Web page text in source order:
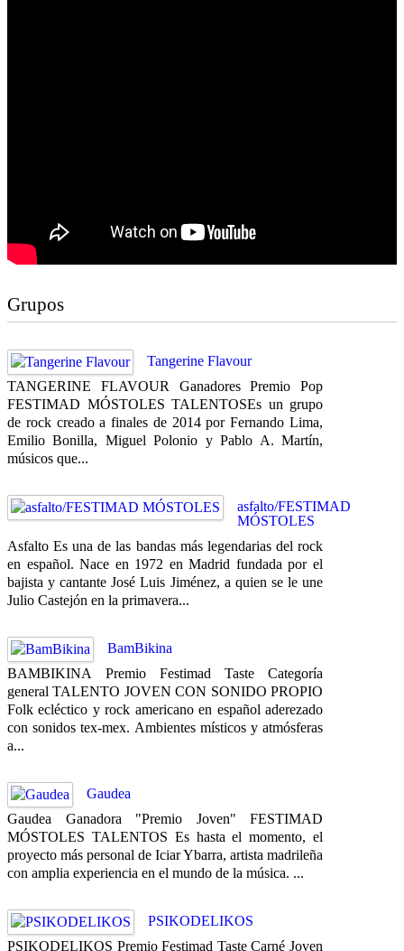
Grupos
Tangerine Flavour
TANGERINE FLAVOUR Ganadores Premio Pop
FESTIMAD MÓSTOLES TALENTOSEs un grupo
de rock creado a finales de 2014 por Fernando Lima,
Emilio Bonilla, Miguel Polonio y Pablo A. Martín,
músicos que...
asfalto/FESTIMAD
MÓSTOLES
Asfalto Es una de las bandas más legendarias del rock
en español. Nace en 1972 en Madrid fundada por el
bajista y cantante José Luis Jiménez, a quien se le une
Julio Castejón en la primavera...
BamBikina
BAMBIKINA Premio Festimad Taste Categoría
general TALENTO JOVEN CON SONIDO PROPIO
Folk ecléctico y rock americano en español aderezado
con sonidos tex-mex. Ambientes místicos y atmósferas
a...
Gaudea
Gaudea Ganadora "Premio Joven" FESTIMAD
MÓSTOLES TALENTOS Es hasta el momento, el
proyecto más personal de Iciar Ybarra, artista madrileña
con amplia experiencia en el mundo de la música. ...
PSIKODELIKOS
PSIKODELIKOS Premio Festimad Taste Carné Joven